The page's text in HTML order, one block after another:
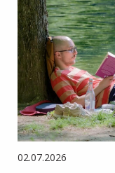
02.07.2026